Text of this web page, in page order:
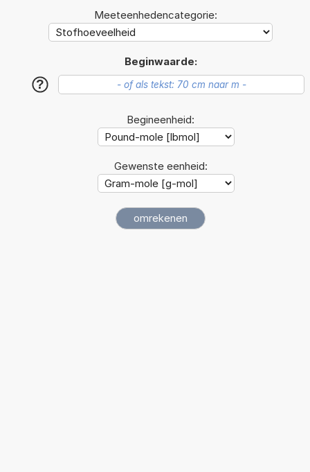
Meeteenhedencategorie:
Beginwaarde:
?
Begineenheid:
Gewenste eenheid: